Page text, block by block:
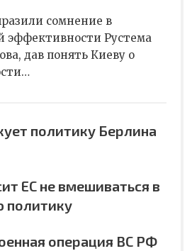
сомнение в
эффективности Рустема
дав понять Киеву о
политику Берлина
ЕС не вмешиваться в
политику
операция ВС РФ